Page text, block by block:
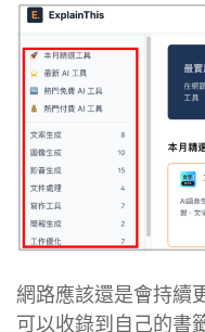
網路應該還是會持續
可以收錄到自己的書